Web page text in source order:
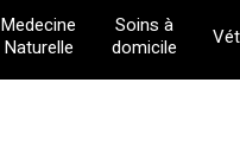
Medecine
Naturelle
Soins à
domicile